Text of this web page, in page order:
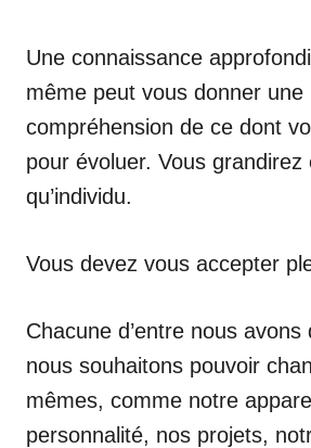
Une connaissance
même peut vous donner une
compréhension de ce dont
pour évoluer. Vous grandirez
qu’individu.
Vous devez vous accepter
Chacune d’entre nous
nous souhaitons pouvoir
mêmes, comme notre
personnalité, nos projets,